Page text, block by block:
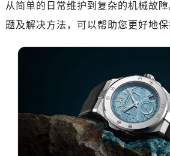
从简单的日常维护到复杂的机械故
题及解决方法，可以帮助您更好地保